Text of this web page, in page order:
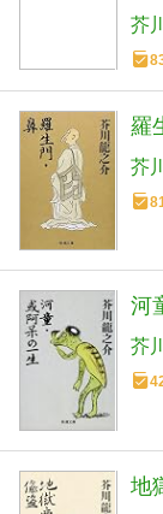
芥
羅
芥
河
芥
地